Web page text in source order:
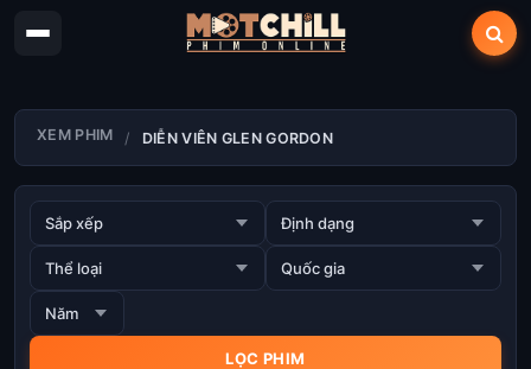
XEM PHIM DIỄN VIÊN GLEN GORDON